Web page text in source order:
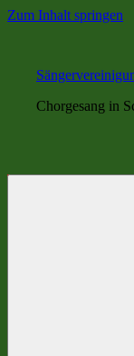
Zum Inhalt springen
Chorgesang in